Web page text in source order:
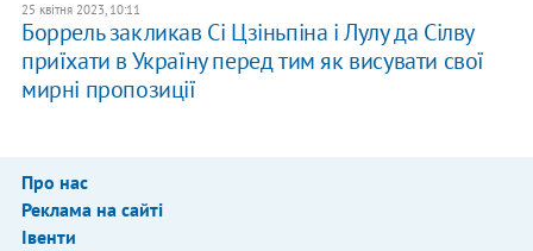
25 квітня 2023, 10:11
Боррель закликав Сі Цзіньпіна і Лулу да Сілву
приїхати в Україну перед тим як висувати свої
мирні пропозиції
Про нас
Реклама на сайті
Івенти